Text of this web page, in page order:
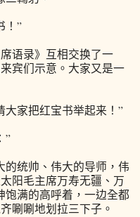
！”
语录》互相交换了一
宾们示意。大家又是一
家把红宝书举起来！”
”
统帅、伟大的导师，伟
阳毛主席万寿无疆、万
饱满的高呼着，一边全都
唰唰地划拉三下子。